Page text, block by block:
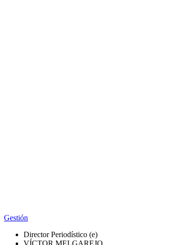
Gestión
Director Periodístico (e)